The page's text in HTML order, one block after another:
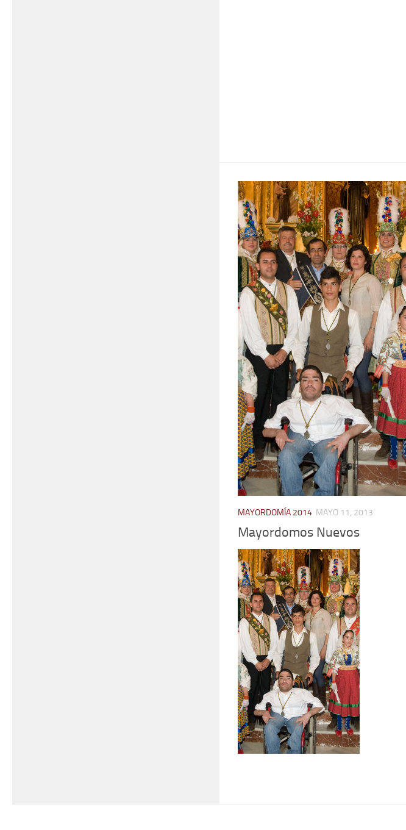
MAYORDOMÍA 2014 MAYO 11, 2013
Mayordomos Nuevos